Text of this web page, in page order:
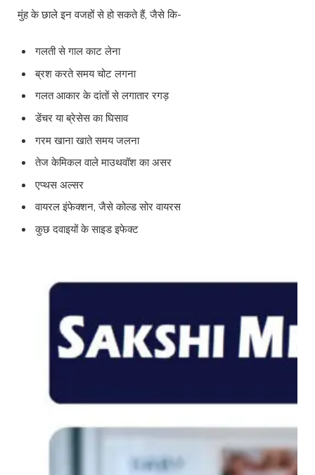
मुंह के छाले इन वजहों से हो सकते हैं, जैसे कि-
गलती से गाल काट लेना
ब्रश करते समय चोट लगना
गलत आकार के दांतों से लगातार रगड़
डेंचर या ब्रेसेस का घिसाव
गरम खाना खाते समय जलना
तेज केमिकल वाले माउथवॉश का असर
एप्थस अल्सर
वायरल इंफेक्शन, जैसे कोल्ड सोर वायरस
कुछ दवाइयों के साइड इफेक्ट